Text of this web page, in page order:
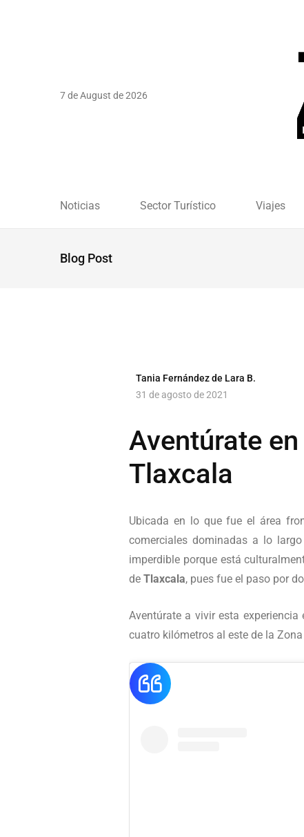
7 de August de 2026
Noticias Sector Turístico Viajes
Blog Post
Tania Fernández de Lara B.
31 de agosto de 2021
Aventúrate
Tlaxcala
Ubicada en lo que fue el área
comerciales dominadas a lo
imperdible porque está
de Tlaxcala, pues fue el paso por
Aventúrate a vivir esta
cuatro kilómetros al este de la